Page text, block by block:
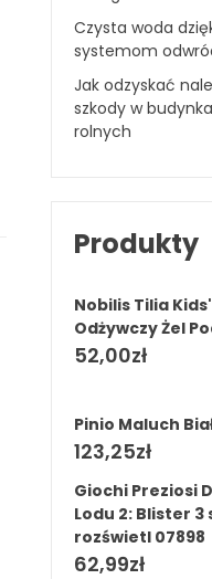
Czysta woda
systemom
Jak odzyskać
szkody w
rolnych
Produkty
Nobilis Tilia
Odżywczy Żel
52,00zł
Pinio Maluch
123,25zł
Giochi Preziosi
Lodu 2: Blister 3
rozświetl 07898
62,99zł